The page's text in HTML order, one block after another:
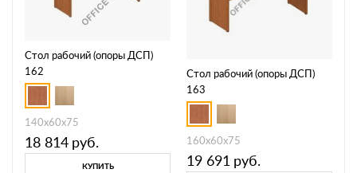
Стол рабочий (опоры ДСП)
162
140x60x75
18 814 руб.
КУПИТЬ
Стол рабочий (опоры ДСП)
163
160x60x75
19 691 руб.